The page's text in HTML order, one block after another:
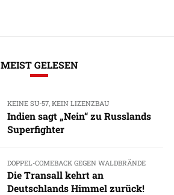
MEIST GELESEN
KEINE SU-57, KEIN LIZENZBAU
Indien sagt „Nein“ zu Russlands
Superfighter
DOPPEL-COMEBACK GEGEN WALDBRÄNDE
Die Transall kehrt an
Deutschlands Himmel zurück!